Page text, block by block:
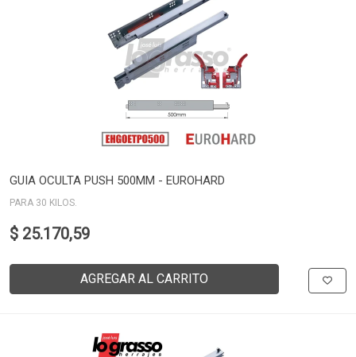
GUIA OCULTA PUSH 500MM - EUROHARD
PARA 30 KILOS.
$ 25.170,59
AGREGAR AL CARRITO